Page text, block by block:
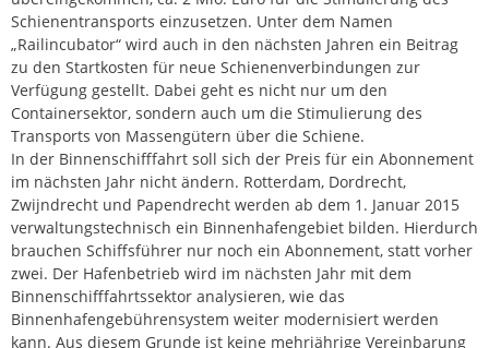
Schienentransports einzusetzen. Unter dem Namen
„Railincubator“ wird auch in den nächsten Jahren ein Beitrag
zu den Startkosten für neue Schienenverbindungen zur
Verfügung gestellt. Dabei geht es nicht nur um den
Containersektor, sondern auch um die Stimulierung des
Transports von Massengütern über die Schiene.
In der Binnenschifffahrt soll sich der Preis für ein Abonnement
im nächsten Jahr nicht ändern. Rotterdam, Dordrecht,
Zwijndrecht und Papendrecht werden ab dem 1. Januar 2015
verwaltungstechnisch ein Binnenhafengebiet bilden. Hierdurch
brauchen Schiffsführer nur noch ein Abonnement, statt vorher
zwei. Der Hafenbetrieb wird im nächsten Jahr mit dem
Binnenschifffahrtssektor analysieren, wie das
Binnenhafengebührensystem weiter modernisiert werden
kann. Aus diesem Grunde ist keine mehrjährige Vereinbarung